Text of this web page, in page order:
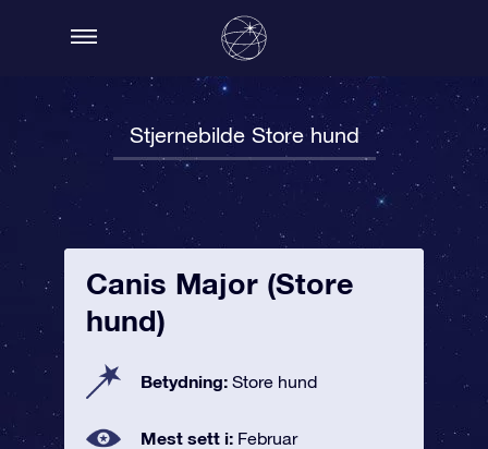
Stjernebilde Store hund
Canis Major (Store
hund)
Betydning: Store hund
Mest sett i: Februar